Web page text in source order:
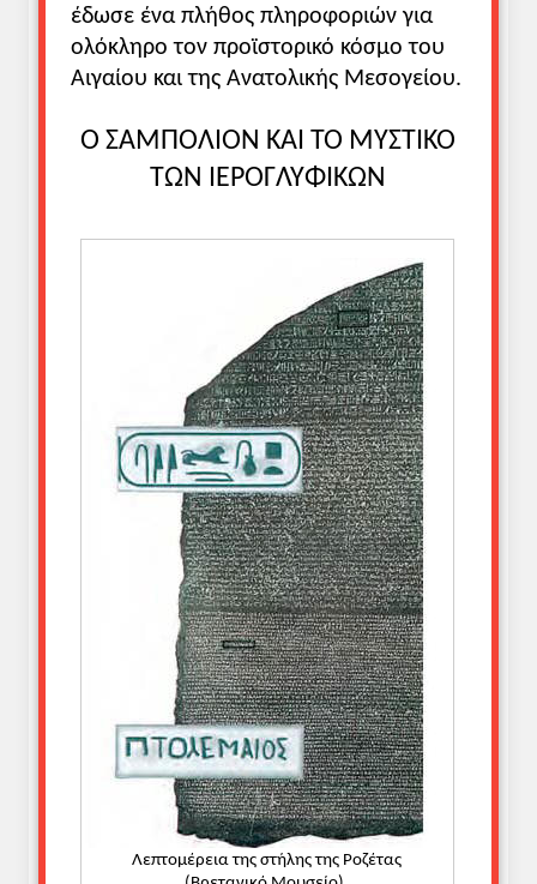
έδωσε ένα πλήθος πληροφοριών για
ολόκληρο τον προϊστορικό κόσμο του
Αιγαίου και της Ανατολικής Μεσογείου.
Ο ΣΑΜΠΟΛΙΟΝ ΚΑΙ ΤΟ ΜΥΣΤΙΚΟ
ΤΩΝ ΙΕΡΟΓΛΥΦΙΚΩΝ
Λεπτομέρεια της στήλης της Ροζέτας